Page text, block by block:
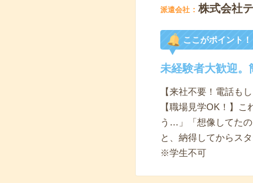
派遣会社 株式会社
ここがポイント！
未経験者大歓迎。
【来社不要！電話も
【職場見学OK！】
う…」「想像してた
と、納得してからス
※学生不可